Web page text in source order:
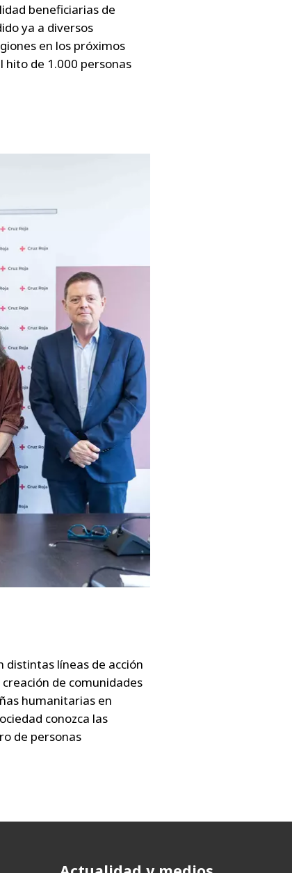
beneficiarias de
ya a diversos
en los próximos
hito de 1.000 personas
distintas líneas de acción
de comunidades
humanitarias en
conozca las
de personas